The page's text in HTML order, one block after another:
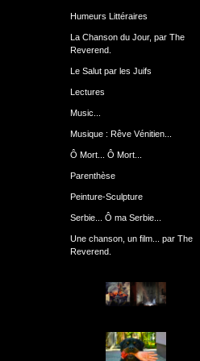
Humeurs Littéraires
La Chanson du Jour, par The
Reverend.
Le Salut par les Juifs
Lectures
Music...
Musique : Rêve Vénitien...
Ô Mort... Ô Mort...
Parenthèse
Peinture-Sculpture
Serbie... Ô ma Serbie...
Une chanson, un film... par The
Reverend.